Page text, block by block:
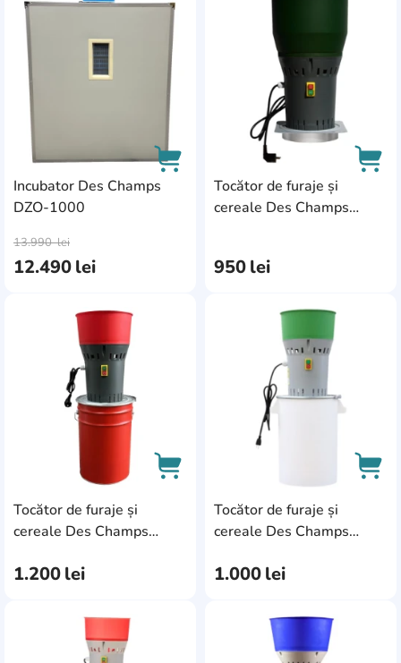
Incubator Des Champs
DZO-1000
12.490lei
13.990lei
Tocător de furaje și
cereale Des Champs
950lei
Tocător de furaje și
cereale Des Champs
1.200lei
AddCardToFavourite
AddCardToCart
Tocător de furaje și
cereale Des Champs
1.000lei
AddCardToFavourite